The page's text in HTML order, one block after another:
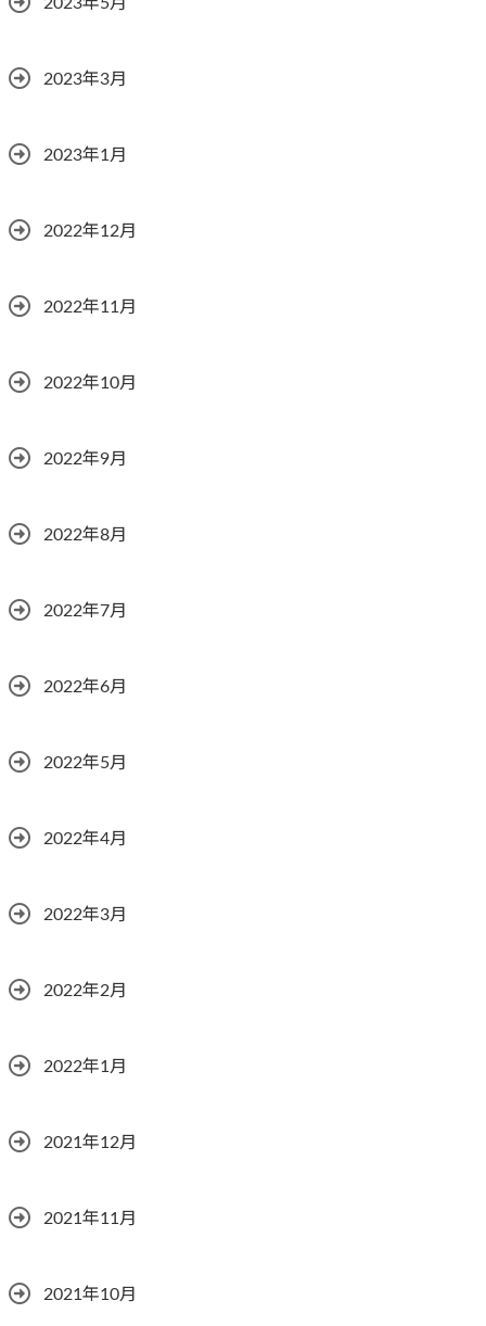
2023年3月
2023年1月
2022年12月
2022年11月
2022年10月
2022年9月
2022年8月
2022年7月
2022年6月
2022年5月
2022年4月
2022年3月
2022年2月
2022年1月
2021年12月
2021年11月
2021年10月